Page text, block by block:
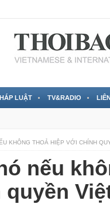
LUẬT TV&RADIO
KHÔNG THOẢ HIỆP VỚI CHÍNH
nếu